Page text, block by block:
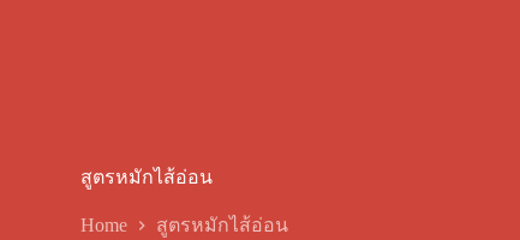
สูตรหมักไส้อ่อน
Home สูตรหมักไส้อ่อน